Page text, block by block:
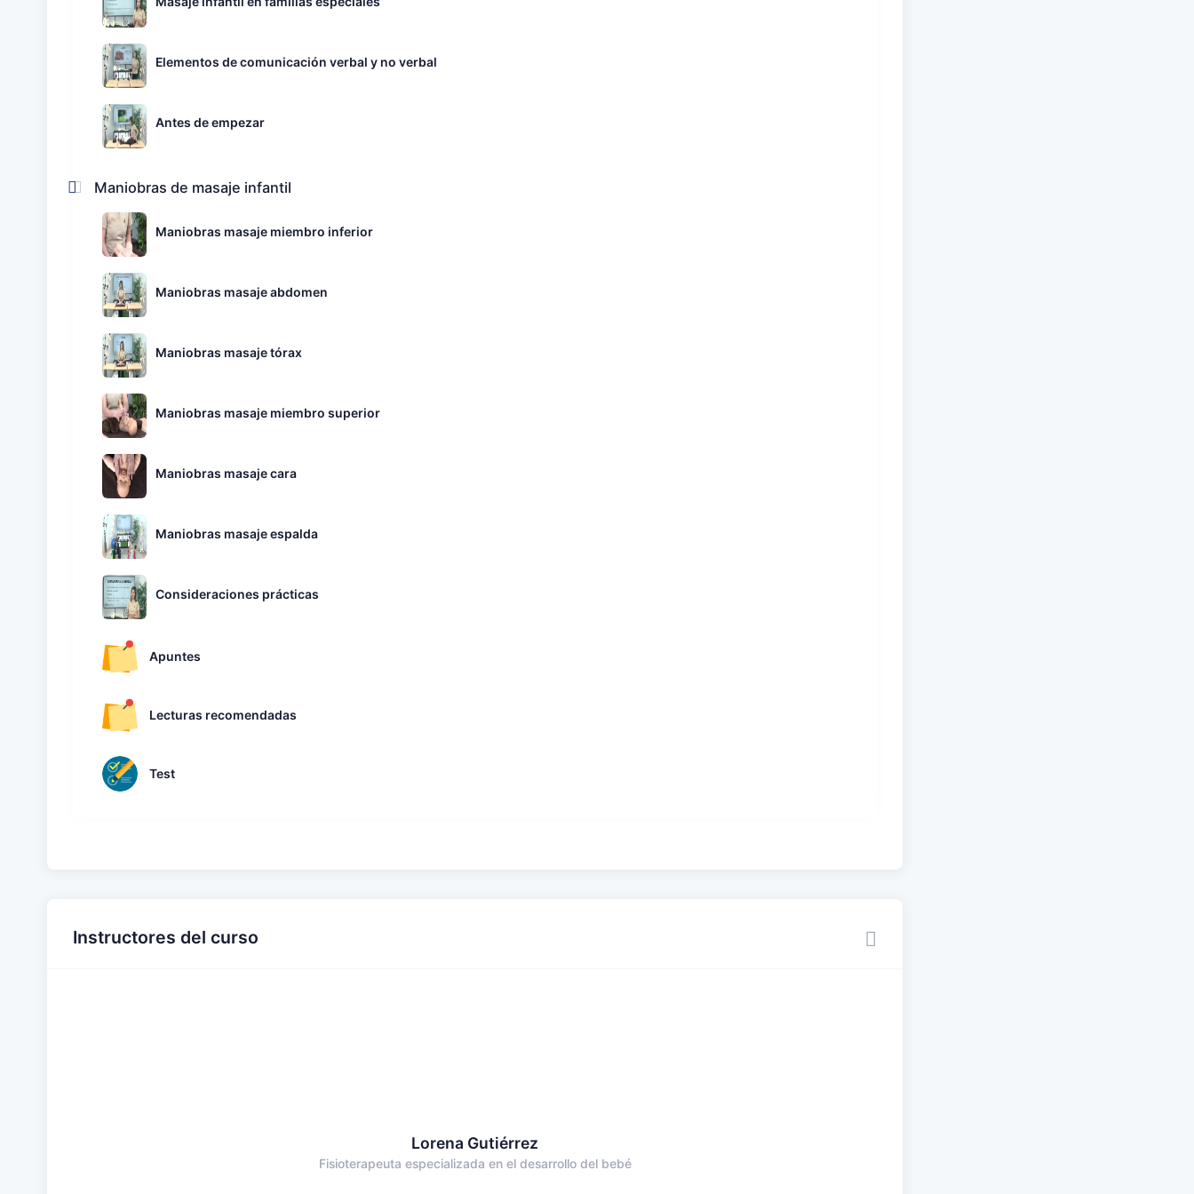
Elementos de comunicación verbal y no verbal
Antes de empezar
Maniobras de masaje infantil
Maniobras masaje miembro inferior
Maniobras masaje abdomen
Maniobras masaje tórax
Maniobras masaje miembro superior
Maniobras masaje cara
Maniobras masaje espalda
Consideraciones prácticas
Apuntes
Lecturas recomendadas
Test
Instructores del curso
Lorena Gutiérrez
Fisioterapeuta especializada en el desarrollo del bebé